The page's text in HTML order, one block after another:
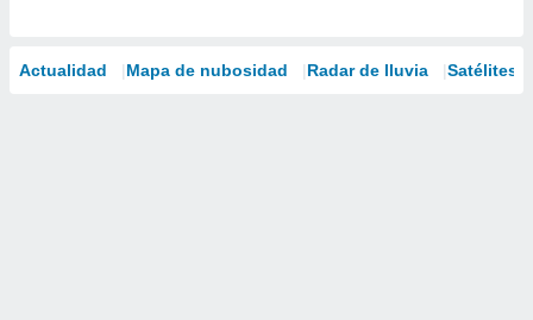
Actualidad Mapa de nubosidad Radar de lluvia Satélites